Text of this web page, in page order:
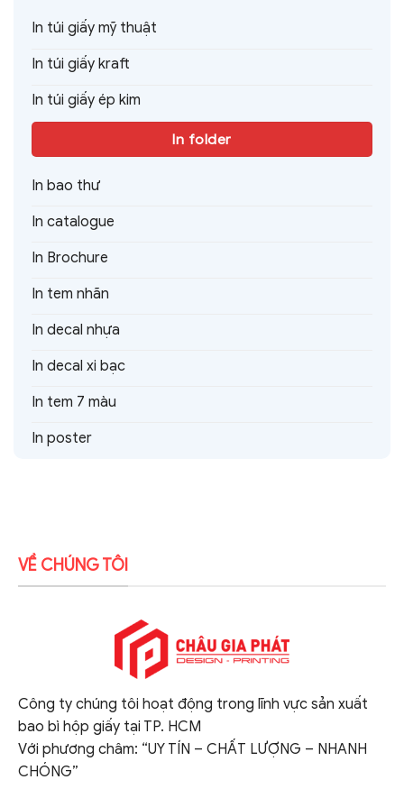
In túi giấy mỹ thuật
In túi giấy kraft
In túi giấy ép kim
In folder
In bao thư
In catalogue
In Brochure
In tem nhãn
In decal nhựa
In decal xi bạc
In tem 7 màu
In poster
VỀ CHÚNG TÔI
Công ty chúng tôi hoạt động trong lĩnh vực sản xuất
bao bì hộp giấy tại TP. HCM
Với phương châm: “UY TÍN – CHẤT LƯỢNG – NHANH
CHÓNG”